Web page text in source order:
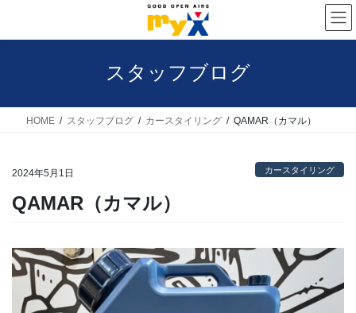
スタッフブログ
HOME スタッフブログ カースタイリング QAMAR（カマル）
2024年5月1日 カースタイリング
QAMAR（カマル）